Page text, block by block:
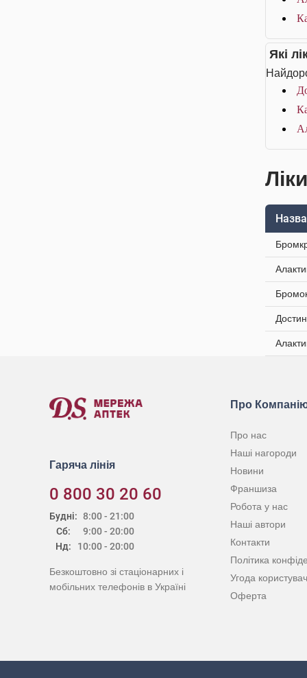
Які
Назва
Гаряча лінія
0 800 30 20 60
Будні:
Сб:
Нд:
8:00 - 21:00
9:00 - 20:00
10:00 - 20:00
Безкоштовно зі стаціонарних і
мобільних телефонів в Україні
Про
Про нас
Наші нагороди
Новини
Франшиза
Робота у нас
Наші автори
Контакти
Політика
Угода
Оферта